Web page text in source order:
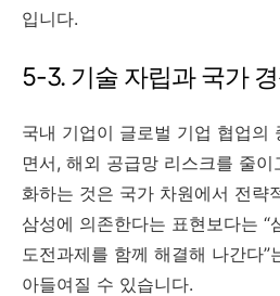
입니다.
5-3. 기술 자립과 국가
국내 기업이 글로벌 기업 협업의
면서, 해외 공급망 리스크를 줄
화하는 것은 국가 차원에서 전략
삼성에 의존한다는 표현보다는 “
도전과제를 함께 해결해 나간다
아들여질 수 있습니다.